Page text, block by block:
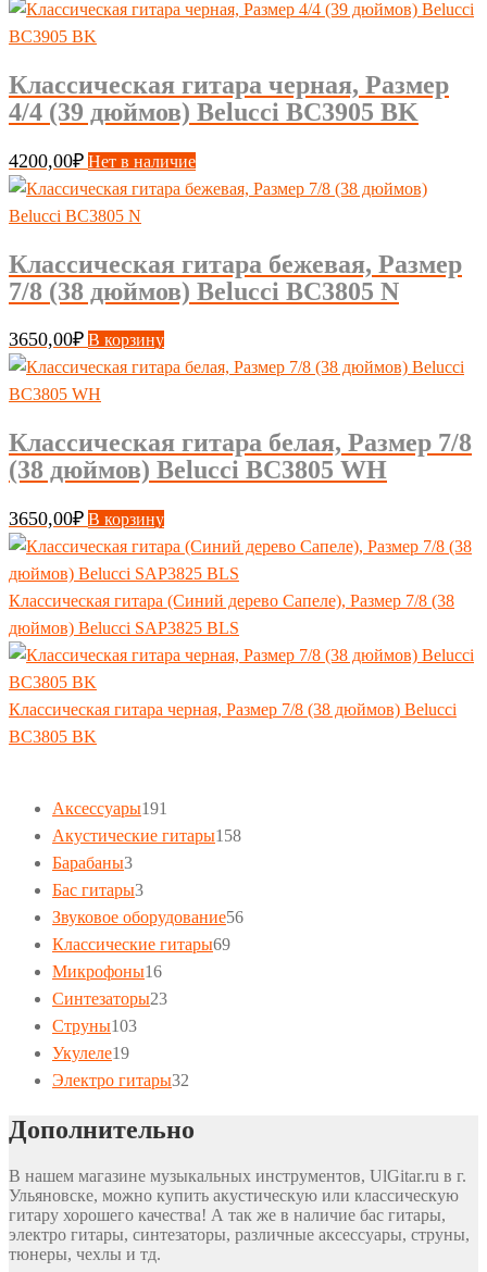
Классическая гитара черная, Размер
4/4 (39 дюймов) Belucci BC3905 BK
4200,00₽ Нет в наличие
Классическая гитара бежевая, Размер
7/8 (38 дюймов) Belucci BC3805 N
3650,00₽ В корзину
Классическая гитара белая, Размер 7/8
(38 дюймов) Belucci BC3805 WH
3650,00₽ В корзину
Классическая гитара (Синий дерево Сапеле), Размер 7/8 (38
дюймов) Belucci SAP3825 BLS
Классическая гитара черная, Размер 7/8 (38 дюймов) Belucci
BC3805 BK
Аксессуары191
товар
Акустические гитары158158
Барабаны33
товара
Бас гитары33
товара
Звуковое оборудование5656
Классические гитары6969
Микрофоны1616
товаров
Синтезаторы2323
Струны103103
Укулеле1919
товаров
Электро гитары32
Дополнительно
В нашем магазине музыкальных инструментов, UlGitar.ru в г.
Ульяновске, можно купить акустическую или классическую
гитару хорошего качества! А так же в наличие бас гитары,
электро гитары, синтезаторы, различные аксессуары, струны,
тюнеры, чехлы и тд.